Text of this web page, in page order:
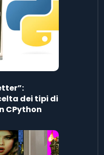
dei tipi di
CPython